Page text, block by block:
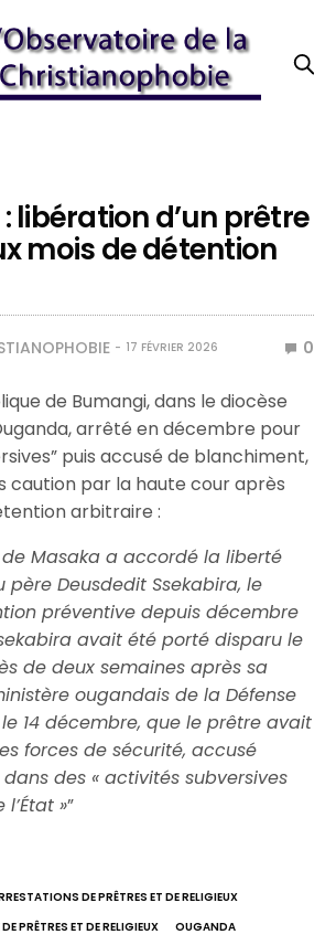
libération d’un prêtre
mois de détention
17 FÉVRIER 2026 0
de Bumangi, dans le diocèse
arrêté en décembre pour
puis accusé de blanchiment,
caution par la haute cour après
arbitraire :
de Masaka a accordé la liberté
père Deusdedit Ssekabira, le
préventive depuis décembre
avait été porté disparu le
de deux semaines après sa
ougandais de la Défense
14 décembre, que le prêtre avait
forces de sécurité, accusé
des « activités subversives
»”
DE PRÊTRES ET DE RELIGIEUX
PRÊTRES ET DE RELIGIEUX
OUGANDA